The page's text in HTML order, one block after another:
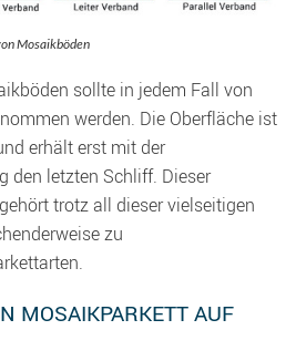
Mosaikböden
sollte in jedem Fall von
werden. Die Oberfläche ist
erhält erst mit der
den letzten Schliff. Dieser
trotz all dieser vielseitigen
zu
MOSAIKPARKETT AUF